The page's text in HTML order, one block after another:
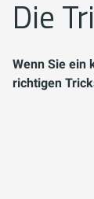
Die
Wenn Sie ein
richtigen